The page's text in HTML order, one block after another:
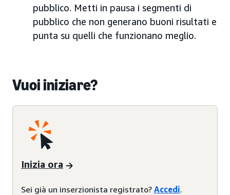
pubblico. Metti in pausa i segmenti di
pubblico che non generano buoni risultati e
punta su quelli che funzionano meglio.
Vuoi iniziare?
Inizia ora
Sei già un inserzionista registrato? Accedi.